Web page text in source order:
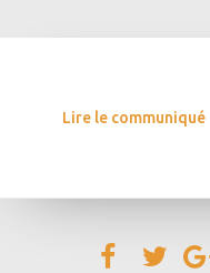
Lire le communiqué